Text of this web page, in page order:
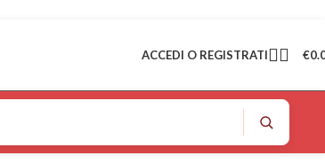
ACCEDI O REGISTRATI €